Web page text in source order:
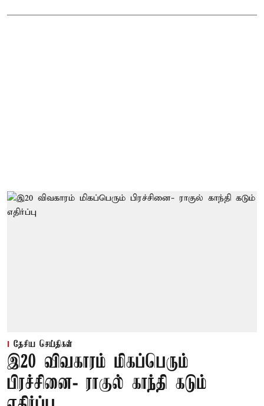
தேசிய செய்திகள்
இ20 விவகாரம் மிகப்பெரும்
பிரச்சினை- ராகுல் காந்தி கடும்